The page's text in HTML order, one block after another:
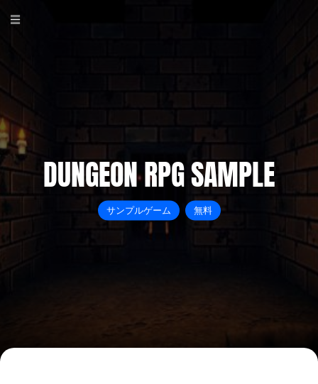
DUNGEON RPG SAMPLE
サンプルゲーム 無料